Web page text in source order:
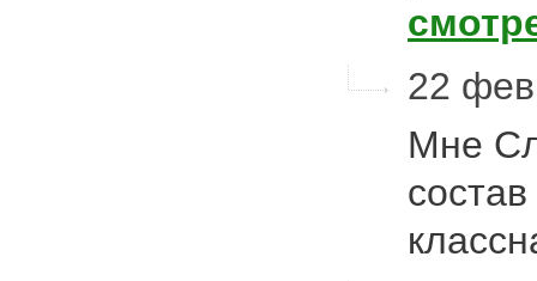
22
Мне